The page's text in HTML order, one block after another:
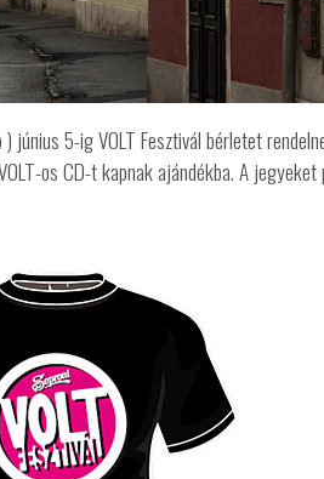
június 5-ig VOLT Fesztivál bérletet
os CD-t kapnak ajándékba. A